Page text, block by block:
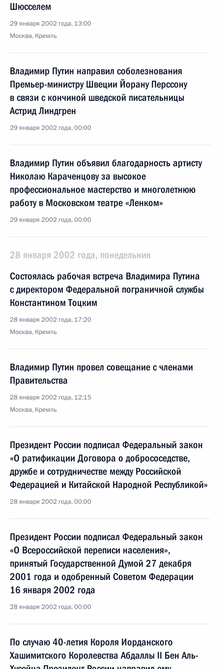
Шюсселем
29 января 2002 года, 13:00
Москва, Кремль
Владимир Путин направил соболезнования
Премьер-министру Швеции Йорану Перссону
в связи с кончиной шведской писательницы
Астрид Линдгрен
29 января 2002 года, 00:00
Владимир Путин объявил благодарность артисту
Николаю Караченцову за высокое
профессиональное мастерство и многолетнюю
работу в Московском театре «Ленком»
29 января 2002 года, 00:00
28 января 2002 года, понедельник
Состоялась рабочая встреча Владимира Путина
с директором Федеральной пограничной службы
Константином Тоцким
28 января 2002 года, 17:20
Москва, Кремль
Владимир Путин провел совещание с членами
Правительства
28 января 2002 года, 12:15
Москва, Кремль
Президент России подписал Федеральный закон
«О ратификации Договора о добрососедстве,
дружбе и сотрудничестве между Российской
Федерацией и Китайской Народной Республикой»
28 января 2002 года, 00:00
Президент России подписал Федеральный закон
«О Всероссийской переписи населения»,
принятый Государственной Думой 27 декабря
2001 года и одобренный Советом Федерации
16 января 2002 года
28 января 2002 года, 00:00
По случаю 40-летия Короля Иорданского
Хашимитского Королевства Абдаллы II Бен Аль-